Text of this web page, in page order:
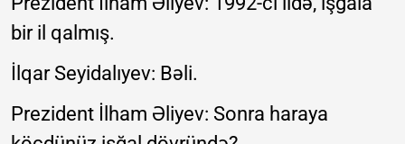
bir il qalmış.
İlqar Seyidalıyev: Bəli.
Prezident İlham Əliyev: Sonra haraya